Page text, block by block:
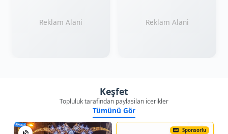
Reklam Alani Reklam Alani
Keşfet
Topluluk tarafindan paylasilan icerikler
Tümünü Gör
Sponsorlu